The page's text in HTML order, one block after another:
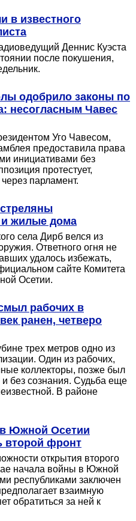
в известного
Деннис Куэста
после покушения,
одобрило законы по
несогласным Чавес
Уго Чавесом,
предоставила права
инициативами без
протестует,
парламент.
и жилые дома
села Дирб велся из
Ответного огня не
удалось избежать,
сайте Комитета
Осетии.
рабочих в
ранен, четверо
трех метров одно из
Один из рабочих,
коллекторы, позже был
без сознания. Судьба еще
В районе
Южной Осетии
второй фронт
открытия второго
начала войны в Южной
республиками заключен
взаимную
обратиться за ней к